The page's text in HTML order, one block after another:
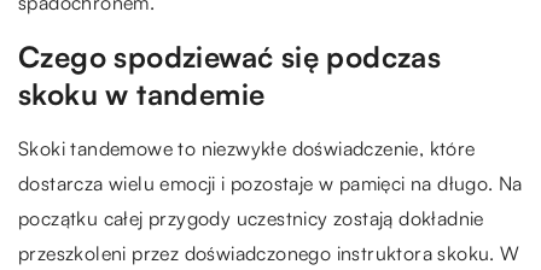
Czego spodziewać się podczas
skoku w tandemie
Skoki tandemowe to niezwykłe doświadczenie, które
dostarcza wielu emocji i pozostaje w pamięci na długo. Na
początku całej przygody uczestnicy zostają dokładnie
przeszkoleni przez doświadczonego instruktora skoku. W